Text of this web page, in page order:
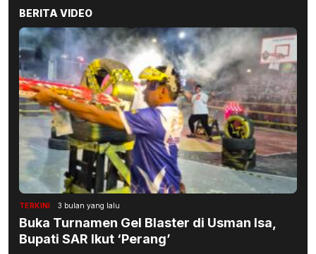
BERITA VIDEO
TERKINI 3 bulan yang lalu
Buka Turnamen Gel Blaster di Usman Isa,
Bupati SAR Ikut ‘Perang’